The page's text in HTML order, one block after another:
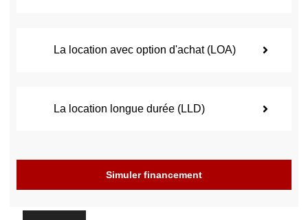
La location avec option d'achat (LOA)
La location longue durée (LLD)
Simuler financement